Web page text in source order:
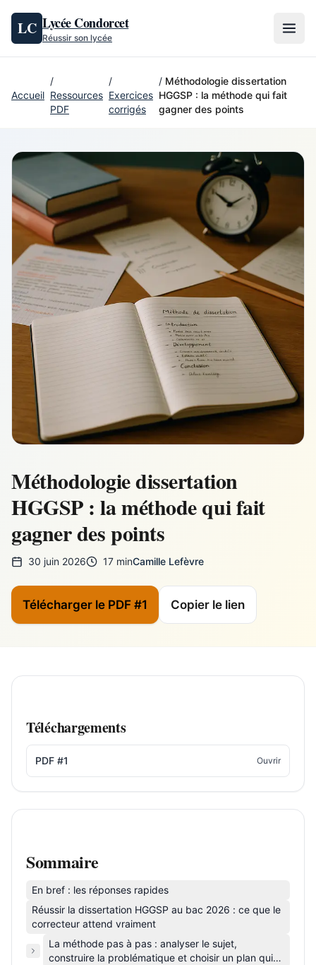
Aller au contenu
LC Lycée Condorcet
Réussir son lycée
Accueil
/
Ressources
PDF
/
Exercices
corrigés
/ Méthodologie dissertation
HGGSP : la méthode qui fait
gagner des points
Méthodologie dissertation
HGGSP : la méthode qui fait
gagner des points
30 juin 2026 17 minCamille Lefèvre
Télécharger le PDF #1 Copier le lien
Téléchargements
PDF #1 Ouvrir
Sommaire
En bref : les réponses rapides
Réussir la dissertation HGGSP au bac 2026 : ce que le
correcteur attend vraiment
La méthode pas à pas : analyser le sujet,
construire la problématique et choisir un plan qui